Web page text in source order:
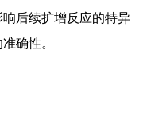
后续扩增反应的特异
确性。